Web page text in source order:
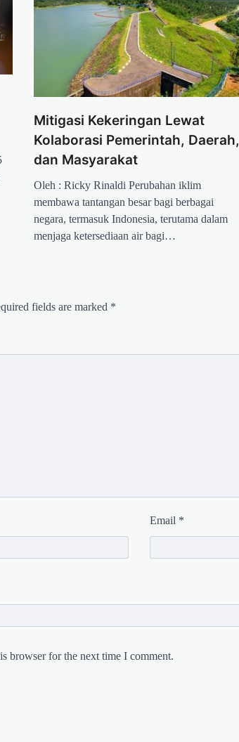
Mitigasi Kekeringan Lewat
Kolaborasi Pemerintah, Daerah,
dan Masyarakat
Oleh : Ricky Rinaldi Perubahan iklim
membawa tantangan besar bagi berbagai
negara, termasuk Indonesia, terutama dalam
menjaga ketersediaan air bagi…
fields are marked *
Email *
browser for the next time I comment.